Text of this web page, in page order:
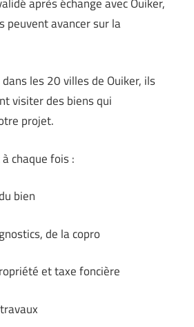
peuvent avancer sur la
les 20 villes de Ouiker, ils
visiter des biens qui
projet.
chaque fois :
bien
de la copro
et taxe foncière